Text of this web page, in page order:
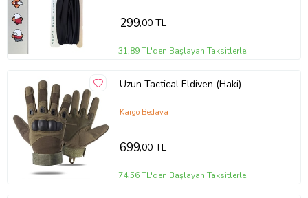
299,00 TL
31,89 TL'den Başlayan Taksitlerle
Uzun Tactical Eldiven (Haki)
Kargo Bedava
699,00 TL
74,56 TL'den Başlayan Taksitlerle